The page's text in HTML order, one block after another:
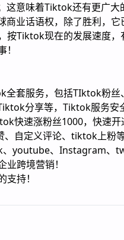
这意味着Tiktok还有更广大
商业话语权，除了胜利，
按Tiktok现在的发展速度，
全套服务，包括TIktok粉
分享等，Tiktok服务安
快速涨粉丝1000，快速
自定义评论、tiktok上粉
、youtube、Instagram、
跨境营销！
持！